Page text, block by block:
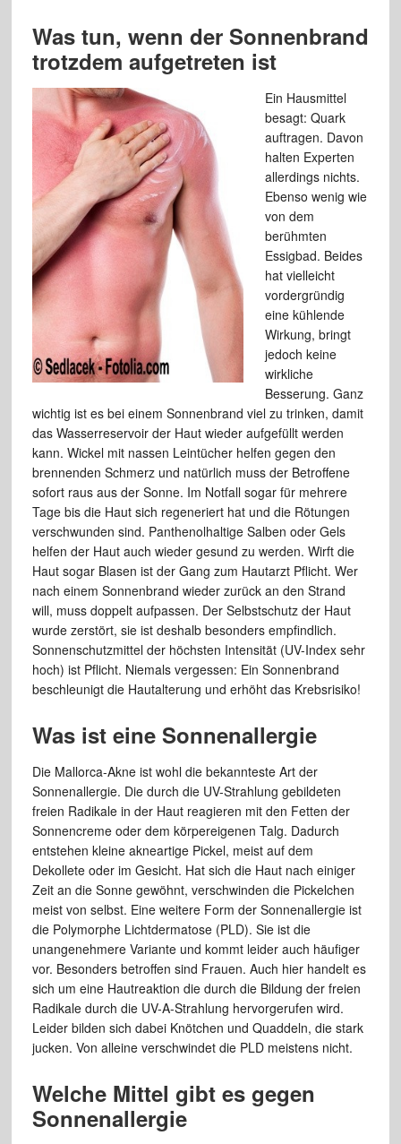
Was tun, wenn der Sonnenbrand
trotzdem aufgetreten ist
Ein Hausmittel
besagt: Quark
auftragen. Davon
halten Experten
allerdings nichts.
Ebenso wenig wie
von dem
berühmten
Essigbad. Beides
hat vielleicht
vordergründig
eine kühlende
Wirkung, bringt
jedoch keine
wirkliche
Besserung. Ganz
wichtig ist es bei einem Sonnenbrand viel zu trinken, damit
das Wasserreservoir der Haut wieder aufgefüllt werden
kann. Wickel mit nassen Leintücher helfen gegen den
brennenden Schmerz und natürlich muss der Betroffene
sofort raus aus der Sonne. Im Notfall sogar für mehrere
Tage bis die Haut sich regeneriert hat und die Rötungen
verschwunden sind. Panthenolhaltige Salben oder Gels
helfen der Haut auch wieder gesund zu werden. Wirft die
Haut sogar Blasen ist der Gang zum Hautarzt Pflicht. Wer
nach einem Sonnenbrand wieder zurück an den Strand
will, muss doppelt aufpassen. Der Selbstschutz der Haut
wurde zerstört, sie ist deshalb besonders empfindlich.
Sonnenschutzmittel der höchsten Intensität (UV-Index sehr
hoch) ist Pflicht. Niemals vergessen: Ein Sonnenbrand
beschleunigt die Hautalterung und erhöht das Krebsrisiko!
Was ist eine Sonnenallergie
Die Mallorca-Akne ist wohl die bekannteste Art der
Sonnenallergie. Die durch die UV-Strahlung gebildeten
freien Radikale in der Haut reagieren mit den Fetten der
Sonnencreme oder dem körpereigenen Talg. Dadurch
entstehen kleine akneartige Pickel, meist auf dem
Dekollete oder im Gesicht. Hat sich die Haut nach einiger
Zeit an die Sonne gewöhnt, verschwinden die Pickelchen
meist von selbst. Eine weitere Form der Sonnenallergie ist
die Polymorphe Lichtdermatose (PLD). Sie ist die
unangenehmere Variante und kommt leider auch häufiger
vor. Besonders betroffen sind Frauen. Auch hier handelt es
sich um eine Hautreaktion die durch die Bildung der freien
Radikale durch die UV-A-Strahlung hervorgerufen wird.
Leider bilden sich dabei Knötchen und Quaddeln, die stark
jucken. Von alleine verschwindet die PLD meistens nicht.
Welche Mittel gibt es gegen
Sonnenallergie